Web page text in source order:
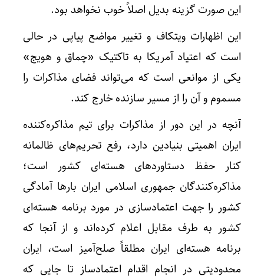
این صورت گزینه بدیل اصلاً خوب نخواهد بود.
این اظهارات ویتکاف و تغییر مواضع پیاپی در حالی
است که اعتیاد آمریکا به تاکتیک «چماق و هویج»
یکی از موانعی است که می‌تواند فضای مذاکرات را
مسموم و آن را از مسیر سازنده خارج کند.
آنچه در این دور از مذاکرات برای تیم مذاکره‌کننده
ایران اهمیتی بنیادین دارد، رفع تحریم‌های ظالمانه
کنار حفظ دستاوردهای هسته‌ای کشور است؛
مذاکره‌کنندگان جمهوری اسلامی ایران بارها آمادگی
کشور را جهت اعتمادسازی در مورد برنامه هسته‌ای
کشور به طرف مقابل اعلام کرده‌اند و از آنجا که
برنامه هسته‌ای ایران مطلقاً صلح‌آمیز است، ایران
محدودیتی در انجام اقدام اعتمادساز تا جایی که